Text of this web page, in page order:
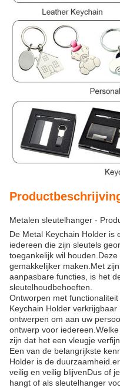
Metalen sleutelhanger -
De Metal Keychain Holder is
iedereen die zijn sleutels
toegankelijk wil
gemakkelijker maken.Met
aanpasbare functies, is het
sleutelhoudbehoeften.
Ontworpen met
Keychain Holder
ontwerpen om aan uw
ontwerp voor
zijn dat het een vleugje
Een van de belangrijkste
Holder is de
veilig en veilig blijvenDus of
hangt of als sleutelhanger